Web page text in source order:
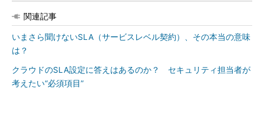
関連記事
いまさら聞けないSLA（サービスレベル契約）、その本当の意味
は？
クラウドのSLA設定に答えはあるのか？ セキュリティ担当者が
考えたい“必須項目”